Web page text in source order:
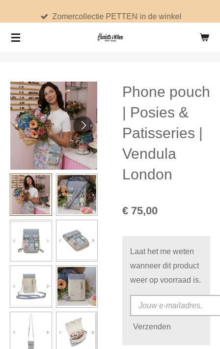
direct
naar
Zomercollectie PETTEN in de winkel
Phone pouch
| Posies &
Patisseries |
Vendula
London
€ 75,00
Laat het me weten
wanneer dit product
weer op voorraad is.
Verzenden